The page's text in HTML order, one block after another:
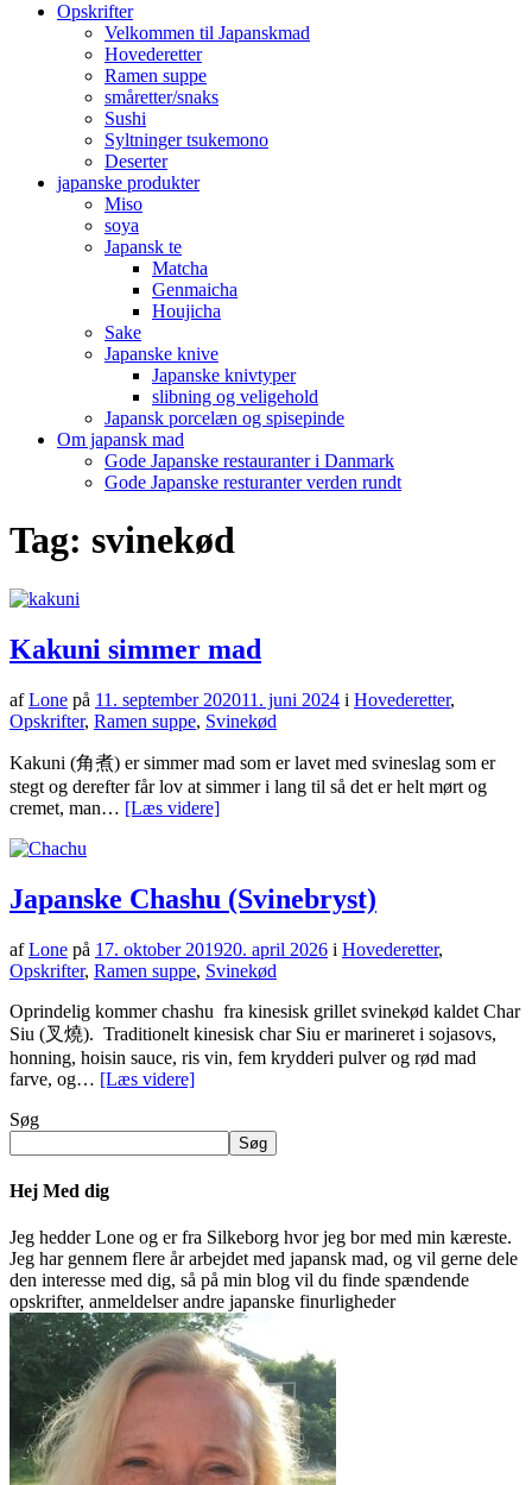
Opskrifter
Velkommen til Japanskmad
Hovederetter
Ramen suppe
småretter/snaks
Sushi
Syltninger tsukemono
Deserter
japanske produkter
Miso
soya
Japansk te
Matcha
Genmaicha
Houjicha
Sake
Japanske knive
Japanske knivtyper
slibning og veligehold
Japansk porcelæn og spisepinde
Om japansk mad
Gode Japanske restauranter i Danmark
Gode Japanske resturanter verden rundt
Tag: svinekød
Kakuni simmer mad
afLone på 11. september 202011. juni 2024 i Hovederetter,
Opskrifter, Ramen suppe, Svinekød
Kakuni (角煮) er simmer mad som er lavet med svineslag som er
stegt og derefter får lov at simmer i lang til så det er helt mørt og
cremet, man… [Læs videre]
Japanske Chashu (Svinebryst)
afLone på 17. oktober 201920. april 2026 i Hovederetter,
Opskrifter, Ramen suppe, Svinekød
Oprindelig kommer chashu fra kinesisk grillet svinekød kaldet Char
Siu (叉燒). Traditionelt kinesisk char Siu er marineret i sojasovs,
honning, hoisin sauce, ris vin, fem krydderi pulver og rød mad
farve, og… [Læs videre]
Søg
Søg
Hej Med dig
Jeg hedder Lone og er fra Silkeborg hvor jeg bor med min kæreste.
Jeg har gennem flere år arbejdet med japansk mad, og vil gerne dele
den interesse med dig, så på min blog vil du finde spændende
opskrifter, anmeldelser andre japanske finurligheder